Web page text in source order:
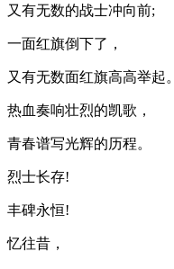
又有无数的战士冲向前;
一面红旗倒下了，
又有无数面红旗高高举起。
热血奏响壮烈的凯歌，
青春谱写光辉的历程。
烈士长存!
丰碑永恒!
忆往昔，